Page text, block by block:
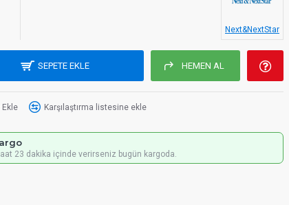
Next&NextStar
SEPETE EKLE HEMEN AL
Ekle Karşılaştırma listesine ekle
23 dakika içinde verirseniz bugün kargoda.